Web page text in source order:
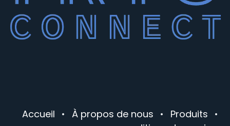
Accueil • À propos de nous • Produits •